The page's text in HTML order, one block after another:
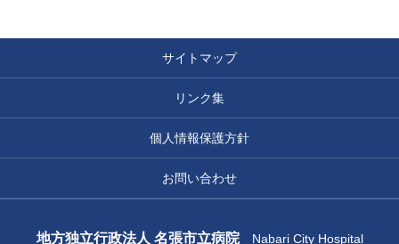
サイトマップ
リンク集
個人情報保護方針
お問い合わせ
地方独立行政法人 名張市立病院Nabari City Hospital